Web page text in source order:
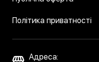
Політика приватності
Адреса: